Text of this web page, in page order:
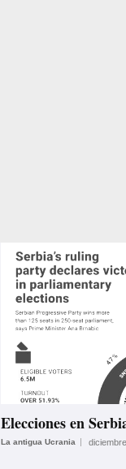
Elecciones en
La antigua Ucrania